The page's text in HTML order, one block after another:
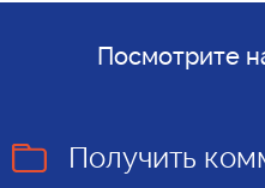
Посмотрите
Посмотрите
Получить